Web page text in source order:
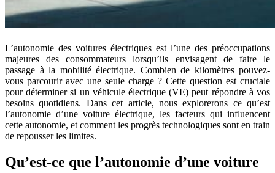
L’autonomie des voitures électriques est l’une des préoccupations
majeures des consommateurs lorsqu’ils envisagent de faire le
passage à la mobilité électrique. Combien de kilomètres pouvez-
vous parcourir avec une seule charge ? Cette question est cruciale
pour déterminer si un véhicule électrique (VE) peut répondre à vos
besoins quotidiens. Dans cet article, nous explorerons ce qu’est
l’autonomie d’une voiture électrique, les facteurs qui influencent
cette autonomie, et comment les progrès technologiques sont en train
de repousser les limites.
Qu’est-ce que l’autonomie d’une voiture